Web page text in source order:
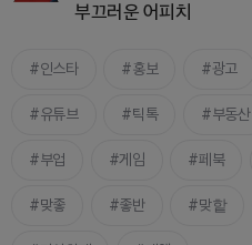
부끄러운 어피치
인스타 홍보 광고
유튜브 틱톡 부동산
부업 게임 페북
맞좋 좋반 맞핱